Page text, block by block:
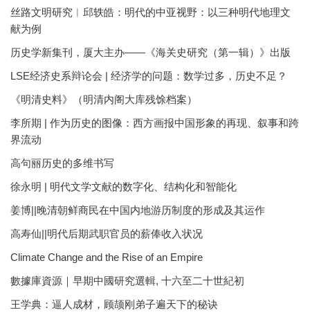
丝路文明研究︱邱轶皓：明代的中亚视野：以三种明代地理文
献为例
历史学新集刊，厦大主办——《海关史研究（第一辑）》出版
LSE经济史系辩论会 | 经济学的问题：数学过多，历史不足？
《明清史料》（明清内阁大库残馀档案）
李所期 | 作为历史的图像：西方画报中国形象的再现、叙事和跨
界流动
高句丽历史的多维书写
徐永明 | 明代文学文献的数字化、结构化和智能化
姜博||晚清朝鲜商民在中国内地游历制度的形成及其运作
高寿仙||明代后期武职官员的薪俸收入状况
Climate Change and the Rise of an Empire
數據庫資源｜早期中國研究選輯, 十六至二十世紀初
王学典：逼人成材，顾颉刚弟子遍天下的秘诀